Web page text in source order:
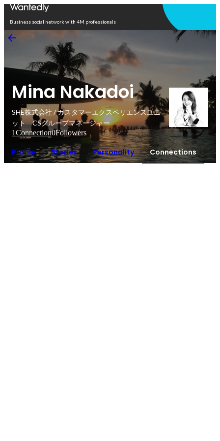
Business social network with 4M professionals
Mina Nakadoi
SHE株式会社 / カスタマーエクスペリエンスユニ
ット CSグループマネージャー
1Connection0Followers
Profile Stories Personality Connections